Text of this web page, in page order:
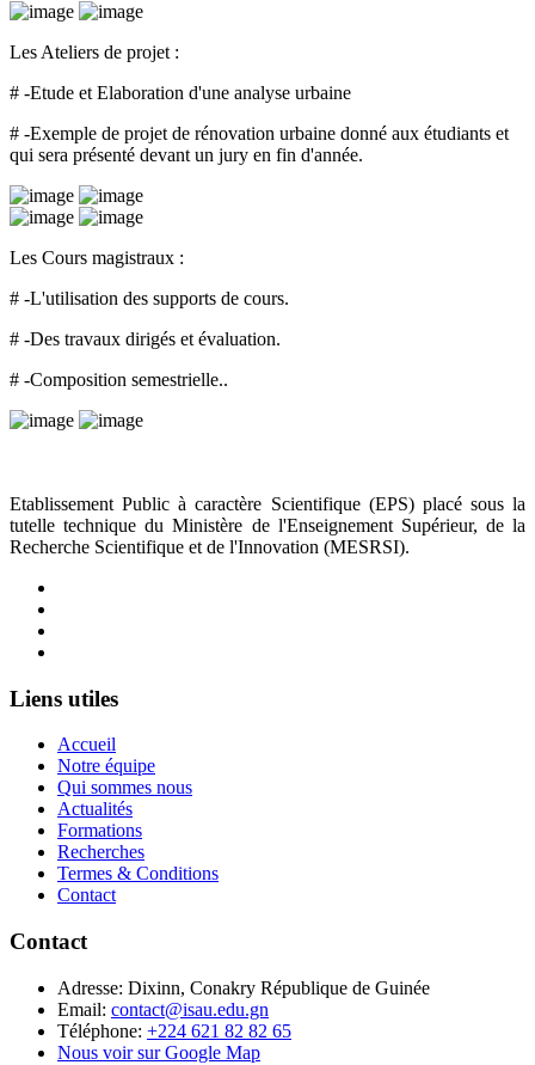
Les Ateliers de projet :
# -Etude et Elaboration d'une analyse urbaine
# -Exemple de projet de rénovation urbaine donné aux étudiants et
qui sera présenté devant un jury en fin d'année.
Les Cours magistraux :
# -L'utilisation des supports de cours.
# -Des travaux dirigés et évaluation.
# -Composition semestrielle..
Etablissement Public à caractère Scientifique (EPS) placé sous la
tutelle technique du Ministère de l'Enseignement Supérieur, de la
Recherche Scientifique et de l'Innovation (MESRSI).
Liens utiles
Accueil
Notre équipe
Qui sommes nous
Actualités
Formations
Recherches
Termes & Conditions
Contact
Contact
Adresse: Dixinn, Conakry République de Guinée
Email: contact@isau.edu.gn
Téléphone: +224 621 82 82 65
Nous voir sur Google Map